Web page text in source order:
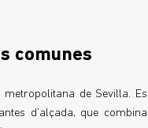
comunes
de Sevilla. Es
d’alçada, que combina